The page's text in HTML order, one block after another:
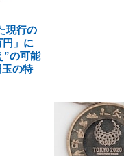
現行の
円」に
”の可能
の特